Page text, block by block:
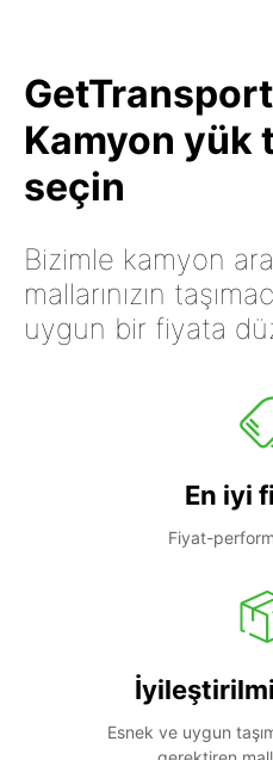
Kamyon yük
seçin
Bizimle kamyon
mallarınızın
uygun bir fiyata
En iyi
Fiyat-
Esnek ve uygun